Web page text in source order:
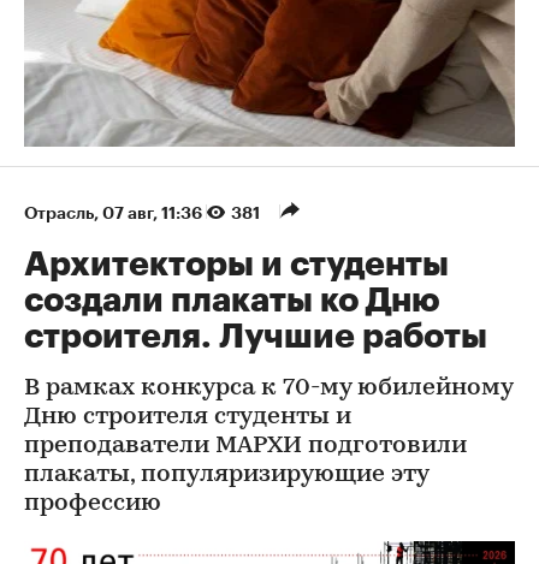
Отрасль 07 авг, 11:36 381
Архитекторы и студенты
создали плакаты ко Дню
строителя. Лучшие работы
В рамках конкурса к 70-му юбилейному
Дню строителя студенты и
преподаватели МАРХИ подготовили
плакаты, популяризирующие эту
профессию